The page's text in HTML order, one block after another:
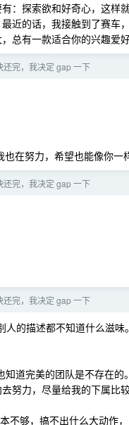
：探索欲和好奇心，这样
近的话，我接触到了赛车
总有一款适合你的兴趣爱
还完，我决定 gap 一下
在努力，希望也能像你一
还完，我决定 gap 一下
还完，我决定 gap 一下
人的描述都不知道什么滋
知道完美的团队是不存在
努力，尽量给我的下属比
不够，搞不出什么大动作